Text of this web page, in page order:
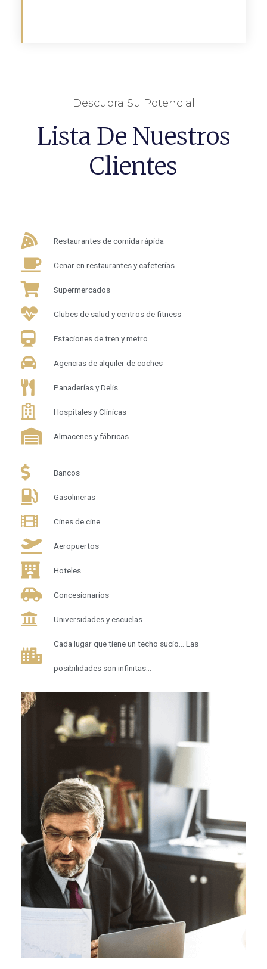
Descubra Su Potencial
Lista De Nuestros
Clientes
Restaurantes de comida rápida
Cenar en restaurantes y cafeterías
Supermercados
Clubes de salud y centros de fitness
Estaciones de tren y metro
Agencias de alquiler de coches
Panaderías y Delis
Hospitales y Clínicas
Almacenes y fábricas
Bancos
Gasolineras
Cines de cine
Aeropuertos
Hoteles
Concesionarios
Universidades y escuelas
Cada lugar que tiene un techo sucio... Las
posibilidades son infinitas...